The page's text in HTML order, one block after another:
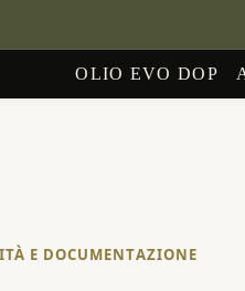
OLIO EVO DOP
E DOCUMENTAZIONE